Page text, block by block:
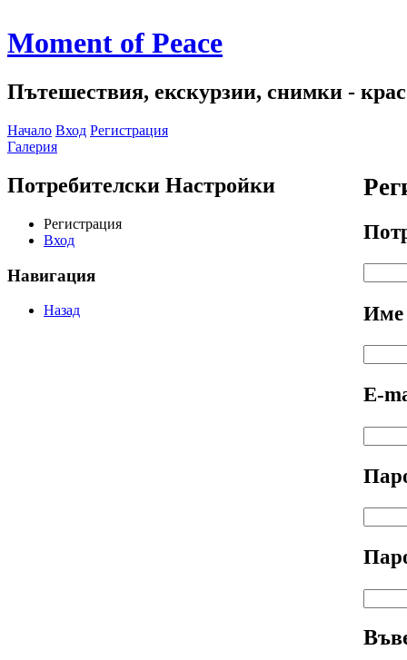
Moment of Peace
Пътешествия, екскурзии, снимки -
Начало Вход Регистрация
Галерия
Потребителски Настройки
Регистрация
Вход
Навигация
Назад
Е-